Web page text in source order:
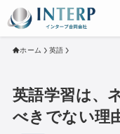
ホーム 英語
英語学習は、
べきでない理